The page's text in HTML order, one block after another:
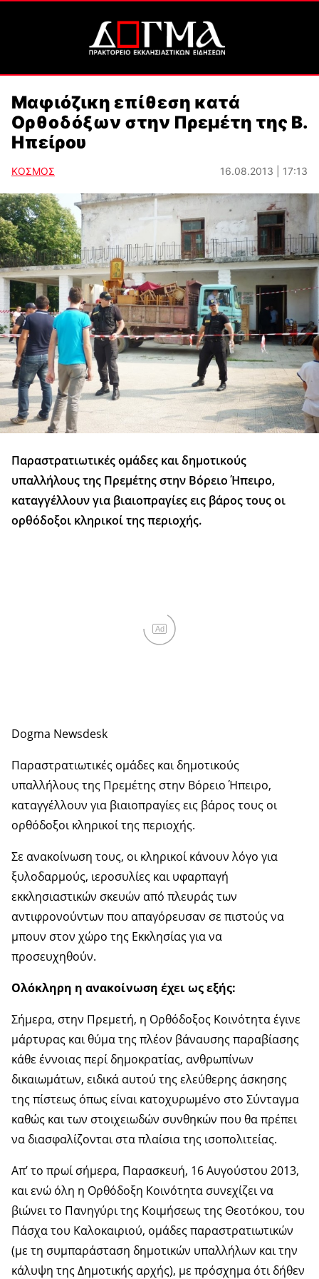
Μαφιόζικη επίθεση κατά
Ορθοδόξων στην Πρεμέτη της Β.
Ηπείρου
ΚΟΣΜΟΣ 16.08.2013 | 17:13
Παραστρατιωτικές ομάδες και δημοτικούς
υπαλλήλους της Πρεμέτης στην Βόρειο Ήπειρο,
καταγγέλλουν για βιαιοπραγίες εις βάρος τους οι
ορθόδοξοι κληρικοί της περιοχής.
Ad
Dogma Newsdesk
Παραστρατιωτικές ομάδες και δημοτικούς
υπαλλήλους της Πρεμέτης στην Βόρειο Ήπειρο,
καταγγέλλουν για βιαιοπραγίες εις βάρος τους οι
ορθόδοξοι κληρικοί της περιοχής.
Σε ανακοίνωση τους, οι κληρικοί κάνουν λόγο για
ξυλοδαρμούς, ιεροσυλίες και υφαρπαγή
εκκλησιαστικών σκευών από πλευράς των
αντιφρονούντων που απαγόρευσαν σε πιστούς να
μπουν στον χώρο της Εκκλησίας για να
προσευχηθούν.
Ολόκληρη η ανακοίνωση έχει ως εξής:
Σήμερα, στην Πρεμετή, η Ορθόδοξος Κοινότητα έγινε
μάρτυρας και θύμα της πλέον βάναυσης παραβίασης
κάθε έννοιας περί δημοκρατίας, ανθρωπίνων
δικαιωμάτων, ειδικά αυτού της ελεύθερης άσκησης
της πίστεως όπως είναι κατοχυρωμένο στο Σύνταγμα
καθώς και των στοιχειωδών συνθηκών που θα πρέπει
να διασφαλίζονται στα πλαίσια της ισοπολιτείας.
Απ’ το πρωί σήμερα, Παρασκευή, 16 Αυγούστου 2013,
και ενώ όλη η Ορθόδοξη Κοινότητα συνεχίζει να
βιώνει το Πανηγύρι της Κοιμήσεως της Θεοτόκου, του
Πάσχα του Καλοκαιριού, ομάδες παραστρατιωτικών
(με τη συμπαράσταση δημοτικών υπαλλήλων και την
κάλυψη της Δημοτικής αρχής), με πρόσχημα ότι δήθεν